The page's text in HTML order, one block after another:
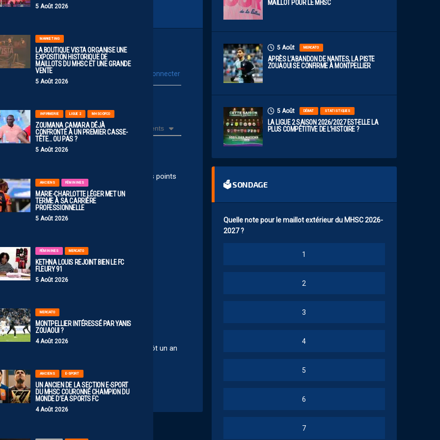
5 Août 2026
MARKETING
LA BOUTIQUE VISTA ORGANISE UNE
EXPOSITION HISTORIQUE DE
MAILLOTS DU MHSC ET UNE GRANDE
VENTE
5 Août 2026
INFIRMERIE LIGUE 2 MHSC-DFCO
ZOUMANA CAMARA DÉJÀ
CONFRONTÉ À UN PREMIER CASSE-
TÊTE… OU PAS ?
5 Août 2026
ANCIENS FÉMININES
MARIE-CHARLOTTE LÉGER MET UN
TERME À SA CARRIÈRE
PROFESSIONNELLE
5 Août 2026
FÉMININES MERCATO
KETHNA LOUIS REJOINT BIEN LE FC
FLEURY 91
5 Août 2026
MERCATO
MONTPELLIER INTÉRESSÉ PAR YANIS
ZOUAOUI ?
4 Août 2026
ANCIENS E-SPORT
UN ANCIEN DE LA SECTION E-SPORT
DU MHSC COURONNÉ CHAMPION DU
MONDE D’EA SPORTS FC
4 Août 2026
Se connecter avec : vous connecter
Récents
mérite ! Si on veut monter il faut gagner des points
censé que j’entends d’un joueur depuis bientôt un an
MAILLOT POUR LE MHSC
5 Août MERCATO
APRÈS L’ABANDON DE NANTES, LA PISTE
ZOUAOUI SE CONFIRME À MONTPELLIER
5 Août DÉBAT STATISTIQUES
LA LIGUE 2 SAISON 2026/2027 EST-ELLE LA
PLUS COMPÉTITIVE DE L’HISTOIRE ?
🗳 SONDAGE
Quelle note pour le maillot extérieur du MHSC 2026-
2027 ?
1
2
3
4
5
6
7